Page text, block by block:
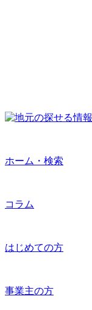
ホーム・検索
コラム
はじめての方
事業主の方